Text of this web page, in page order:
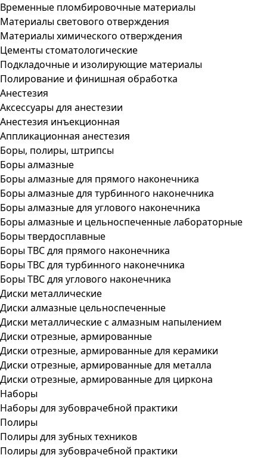
Временные пломбировочные материалы
Материалы светового отверждения
Материалы химического отверждения
Цементы стоматологические
Подкладочные и изолирующие материалы
Полирование и финишная обработка
Анестезия
Аксессуары для анестезии
Анестезия инъекционная
Аппликационная анестезия
Боры, полиры, штрипсы
Боры алмазные
Боры алмазные для прямого наконечника
Боры алмазные для турбинного наконечника
Боры алмазные для углового наконечника
Боры алмазные и цельноспеченные лабораторные
Боры твердосплавные
Боры ТВС для прямого наконечника
Боры ТВС для турбинного наконечника
Боры ТВС для углового наконечника
Диски металлические
Диски алмазные цельноспеченные
Диски металлические с алмазным напылением
Диски отрезные, армированные
Диски отрезные, армированные для керамики
Диски отрезные, армированные для металла
Диски отрезные, армированные для циркона
Наборы
Наборы для зубоврачебной практики
Полиры
Полиры для зубных техников
Полиры для зубоврачебной практики